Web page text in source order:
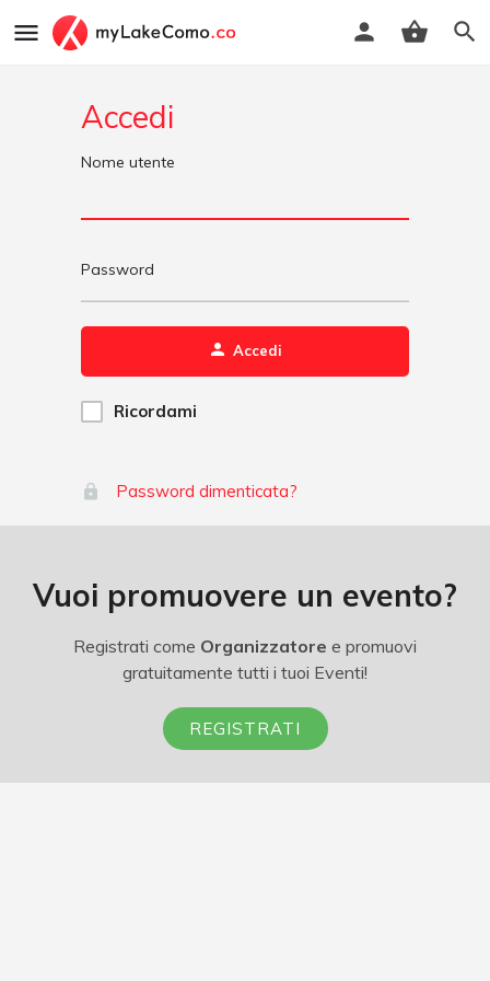
Accedi
Nome utente
Password
Accedi
Ricordami
Password dimenticata?
Vuoi promuovere un evento?
Registrati come Organizzatore e promuovi
gratuitamente tutti i tuoi Eventi!
REGISTRATI